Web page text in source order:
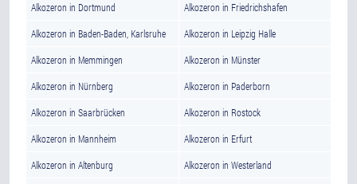
Alkozeron in Dortmund Alkozeron in Friedrichshafen
Alkozeron in Baden-Baden, Karlsruhe Alkozeron in Leipzig Halle
Alkozeron in Memmingen Alkozeron in Münster
Alkozeron in Nürnberg Alkozeron in Paderborn
Alkozeron in Saarbrücken Alkozeron in Rostock
Alkozeron in Mannheim Alkozeron in Erfurt
Alkozeron in Altenburg Alkozeron in Westerland